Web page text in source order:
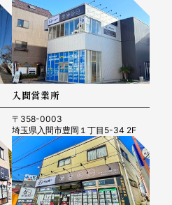
入間営業所
〒358-0003
埼玉県入間市豊岡１丁目5-34 2F